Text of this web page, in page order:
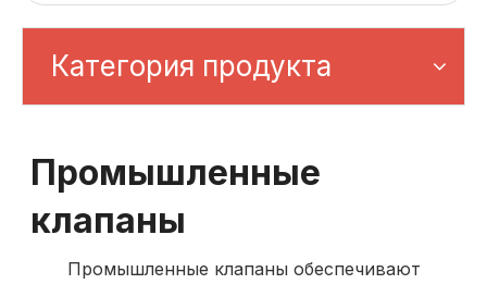
Категория продукта
Промышленные
клапаны
Промышленные клапаны обеспечивают